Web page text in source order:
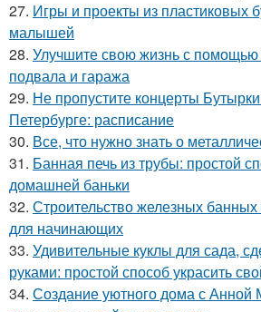
27. Игры и проекты из пластиковых
малышей
28. Улучшите свою жизнь с
подвала и гаража
29. Не пропустите концерты
Петербурге: расписание
30. Все, что нужно знать о
31. Банная печь из трубы: простой
домашней баньки
32. Строительство железных банных
для начинающих
33. Удивительные куклы для сада,
руками: простой способ украсить
34. Создание уютного дома с Анной